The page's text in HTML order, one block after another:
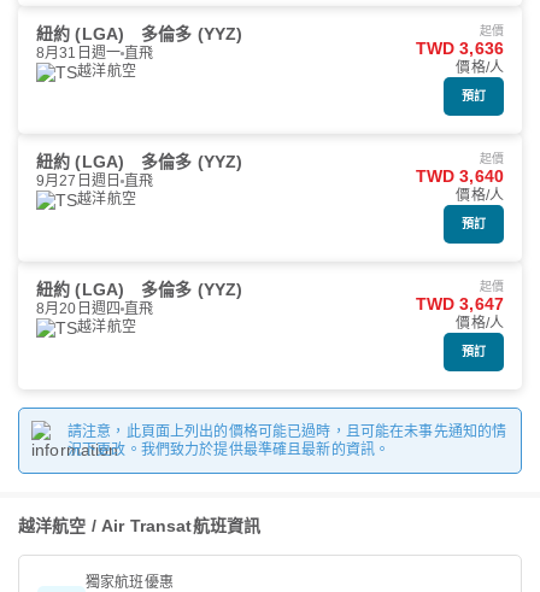
紐約 (LGA) 多倫多 (YYZ)
8月31日週一 直飛
越洋航空
起價
TWD 3,636
價格/人
預訂
紐約 (LGA) 多倫多 (YYZ)
9月27日週日 直飛
越洋航空
起價
TWD 3,640
價格/人
預訂
紐約 (LGA) 多倫多 (YYZ)
8月20日週四 直飛
越洋航空
起價
TWD 3,647
價格/人
預訂
請注意，此頁面上列出的價格可能已過時，且可能在未事先通知的情
況下更改。我們致力於提供最準確且最新的資訊。
越洋航空 / Air Transat航班資訊
獨家航班優惠